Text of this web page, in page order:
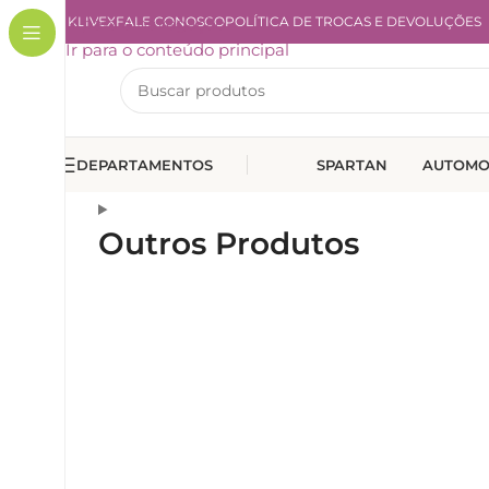
Ir para a navegação
Ir para o conteúdo principal
A KLIVEXFALE CONOSCOPOLÍTICA DE TROCAS E DEVOLUÇÕES
DEPARTAMENTOS SPARTAN
Outros Produtos